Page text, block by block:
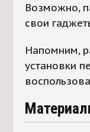
Возможно,
свои
Напомним,
установки